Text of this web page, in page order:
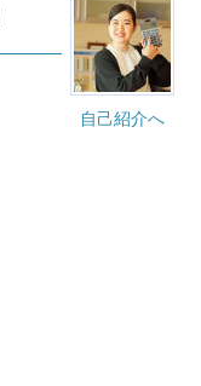
自己紹介へ